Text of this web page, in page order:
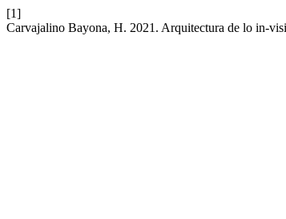
[1]
Carvajalino Bayona, H. 2021. Arquitectura de lo in-